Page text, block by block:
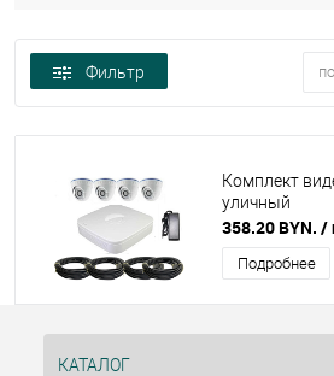
Фильтр
Комплект
уличный
358.20 BYN. /
Подробнее
КАТАЛОГ